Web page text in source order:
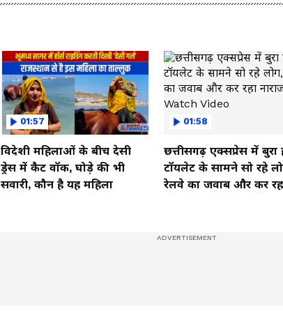
01:57
विदेशी महिलाओं के बीच देसी
ड्रेस में कैट वॉक, घोड़े की भी
सवारी, कौन है यह महिला
01:58
छत्तीसगढ़ एक्सप्रेस में बुरा
टॉयलेट के सामने सो रहे
रेलवे का जवाब और कर